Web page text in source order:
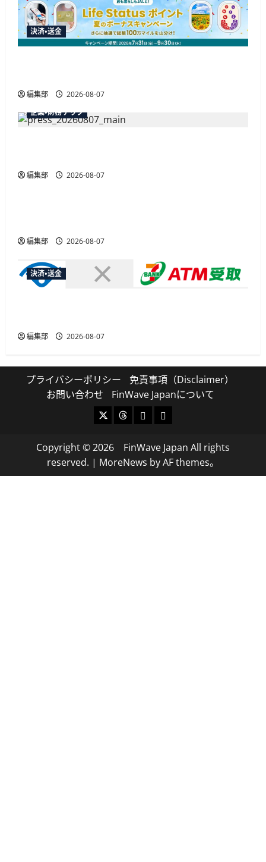
決済・送金
編集部
2026-08-07
企業・財務テック
編集部 2026-08-07
広告
編集部 2026-08-07
決済・送金
編集部 2026-08-07
プライバシーポリシー
免責事項（Disclaimer）
お問い合わせ
FinWave Japanについて
X ThreadsBlueskyMastodon
Copyright © 2026 FinWave Japan All rights
reserved. | MoreNews by AF themes。